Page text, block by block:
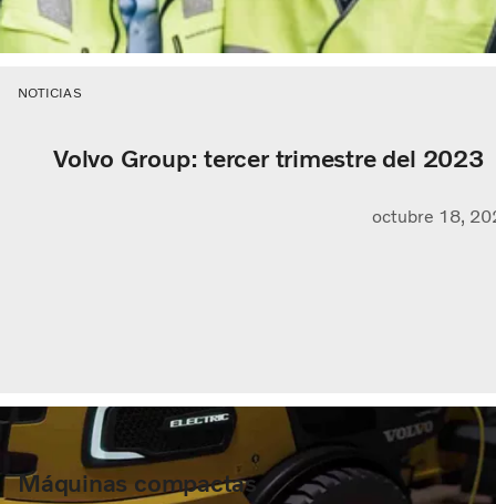
Máquinas compactas
NOTICIAS
octubre 18,
Volvo Group: tercer trimestre del 2023